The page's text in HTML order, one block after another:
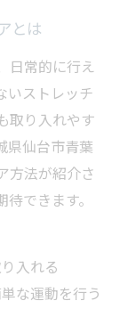
とは
日常的に行え
いストレッチ
取り入れやす
県仙台市青葉
方法が紹介さ
できます。
入れる
な運動を行う